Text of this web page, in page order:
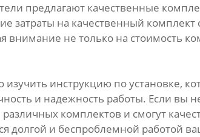
предлагают качественные
затраты на качественный
не только на стоимость
инструкцию по установке,
и надежность работы. Если вы
комплектов и смогут
долгой и беспроблемной работой